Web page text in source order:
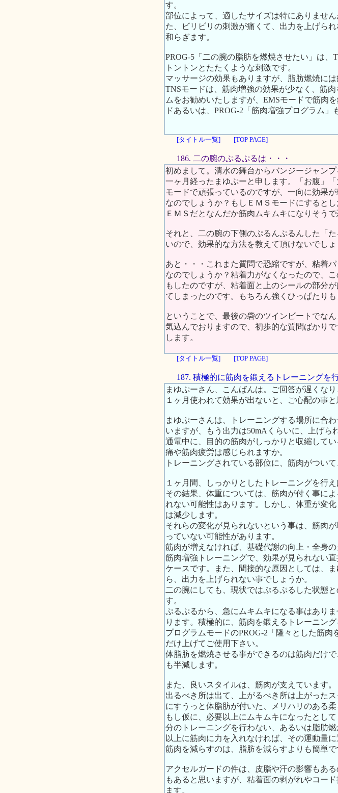
す。
部位によって、適したサイズは特にありませ
た、ビリビリの刺激が痛くて、出力を上げら
和らぎます。
PROG-5「二の腕の脂肪を燃焼させたい」は
トントンとたたくような刺激です。
マッサージの効果もありますが、脂肪燃焼に
TNSモードは、筋肉増強の効果が少なく、筋
ムをお勧めいたしますが、EMSモードで筋肉
ドあるいは、PROG-2「筋肉増強プログラム」
[タイトル一覧]
[TOP PAGE]
186. 二の腕のぷるぷるは・・・
初めまして。清水の舞台からバンジージャン
一ヶ月経ったまゆぷーと申します。「お腹」
モードで頑張っているのですが、一向に効果
なのでしょうか？もしＥＭＳモードにすると
ＥＭＳだとなんだか筋肉ムキムキになりそうで
それと、二の腕の下側のぷるんぷるんした「
いので、効果的な方法を教えて頂けないでしょ
あと・・・これまた質問で恐縮ですが、粘着
なのでしょうか？粘着力がなくなったので、
もしたのですが、粘着面と上のシールの部分
てしまったのです。もちろん強くひっぱたりも
ということで、最後の砦のツインビートでな
気込んでおりますので、初歩的な質問ばかり
します。
[タイトル一覧] [TOP PAGE]
187. 積極的に筋肉を鍛えるトレーニングを
まゆぷーさん、こんばんは。ご回答が遅くなり
１ヶ月使われて効果が出ないと、ご心配の事と
まゆぷーさんは、トレーニングする場所に合
いますが、もう出力は50mAくらいに、上げら
通電中に、目的の筋肉がしっかりと収縮して
痛や筋肉疲労は感じられますか。
トレーニングされている部位に、筋肉がつい
１ヶ月間、しっかりとしたトレーニングを行
その結果、体重については、筋肉が付く事に
れない可能性はあります。しかし、体重が変
は減少します。
それらの変化が見られないという事は、筋肉
っていない可能性があります。
筋肉が増えなければ、基礎代謝の向上・全身の
筋肉増強トレーニングで、効果が見られない
ケースです。また、間接的な原因としては、
ら、出力を上げられない事でしょうか。
二の腕にしても、現状ではぷるぷるした状態
す。
ぷるぷるから、急にムキムキになる事はあり
ります。積極的に、筋肉を鍛えるトレーニング
プログラムモードのPROG-2「隆々とした筋
だけ上げてご使用下さい。
体脂肪を燃焼させる事ができるのは筋肉だけ
も半減します。
また、良いスタイルは、筋肉が支えています。
出るべき所は出て、上がるべき所は上がった
にすうっと体脂肪が付いた、メリハリのある
もし仮に、必要以上にムキムキになったとし
分のトレーニングを行わない、あるいは脂肪
以上に筋肉に力を入れなければ、その運動量
筋肉を減らすのは、脂肪を減らすよりも簡単で
アクセルガードの件は、皮脂や汗の影響もあ
もあると思いますが、粘着面の剥がれやコー
ます。